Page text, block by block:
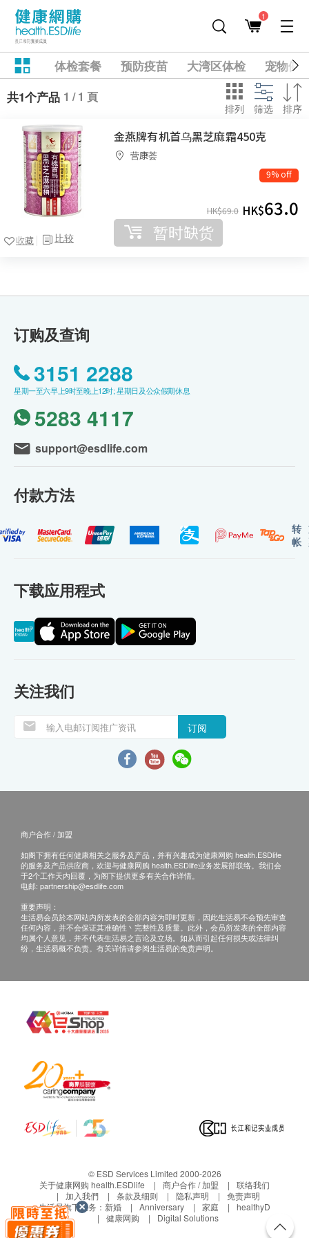
1
体检套餐 预防疫苗 大湾区体检
宠物健
共1个产品 1 / 1 頁
排列 筛选 排序
比较
收藏
金燕牌有机首乌黑芝麻霜450克
营康荟
9% off
HK$69.0 HK$63.0
暂时缺货
订购及查询
3151 2288
星期一至六早上9时至晚上12时; 星期日及公众假期休息
5283 4117
support@esdlife.com
付款方法
转
帐
下载应用程式
关注我们
订阅
商户合作 / 加盟
如阁下拥有任何健康相关之服务及产品，并有兴趣成为健康网购 health.ESDlife
的服务及产品供应商，欢迎与健康网购 health.ESDlife业务发展部联络。我们会
于2个工作天内回覆，为阁下提供更多有关合作详情。
电邮: partnership@esdlife.com
重要声明：
生活易会员於本网站内所发表的全部内容为即时更新，因此生活易不会预先审查
任何内容，并不会保证其准确性丶完整性及质量。此外，会员所发表的全部内容
均属个人意见，并不代表生活易之言论及立场。如从而引起任何损失或法律纠
纷，生活易概不负责。有关详情请参阅生活易的免责声明。
© ESD Services Limited 2000-2026
关于健康网购 health.ESDlife
商户合作 / 加盟
联络我们
加入我們
条款及细则 隐私声明
免责声明
生活易旗下业务： 新婚 Anniversary 家庭
healthyD
健康网购
Digital Solutions